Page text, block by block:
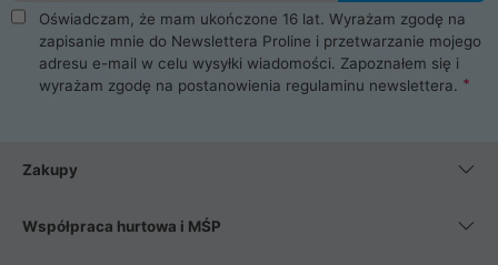
takie jak procesory, karty graficzne, płyty główne, pamięci,
dyski SSD, M.2 oraz HDD. Nasi pracownicy pomogą Ci wybrać
najlepszy zasilacz komputerowy oraz obudowę do komputera.
Poza komputerami mamy również najlepsze na rynku
Smartfony takich producentów jak Xiaomi, Apple, Samsung i
wentylatory. Na koniec mając już to wszystko, możesz
Oświadczam, że mam ukończone 16 lat. Wyrażam zgodę na
zapisanie mnie do Newslettera Proline i przetwarzanie mojego
adresu e-mail w celu wysyłki wiadomości. Zapoznałem się i
wyrażam zgodę na postanowienia regulaminu newslettera.
Zakupy
Współpraca hurtowa i MŚP